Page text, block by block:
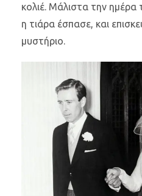
κολιέ. Μάλιστα την ημέρα
η τιάρα έσπασε, και
μυστήριο.